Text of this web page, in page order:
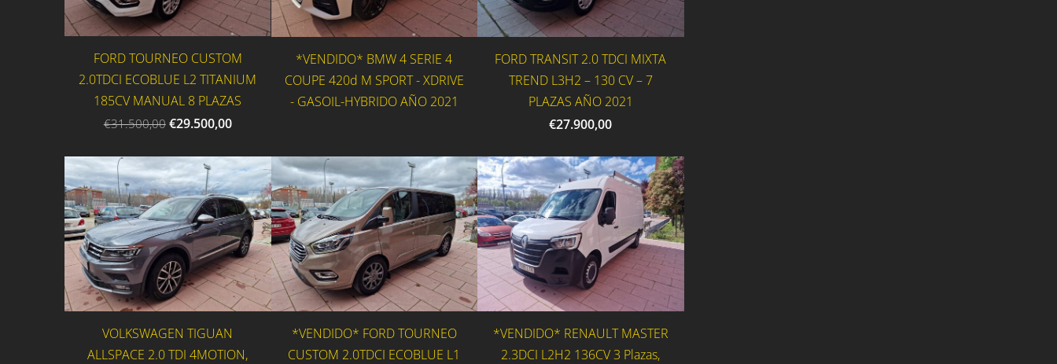
FORD TOURNEO CUSTOM
2.0TDCI ECOBLUE L2 TITANIUM
185CV MANUAL 8 PLAZAS
€31.500,00 €29.500,00
*VENDIDO* BMW 4 SERIE 4
COUPE 420d M SPORT - XDRIVE
- GASOIL-HYBRIDO AÑO 2021
FORD TRANSIT 2.0 TDCI MIXTA
TREND L3H2 – 130 CV – 7
PLAZAS AÑO 2021
€27.900,00
VOLKSWAGEN TIGUAN
ALLSPACE 2.0 TDI 4MOTION,
*VENDIDO* FORD TOURNEO
CUSTOM 2.0TDCI ECOBLUE L1
*VENDIDO* RENAULT MASTER
2.3DCI L2H2 136CV 3 Plazas,